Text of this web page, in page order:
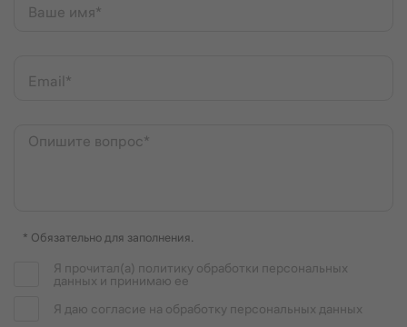
Ваше имя*
Email*
Опишите вопрос*
* Обязательно для заполнения.
Я прочитал(а) политику обработки персональных
данных и принимаю ее
Я даю согласие на обработку персональных данных